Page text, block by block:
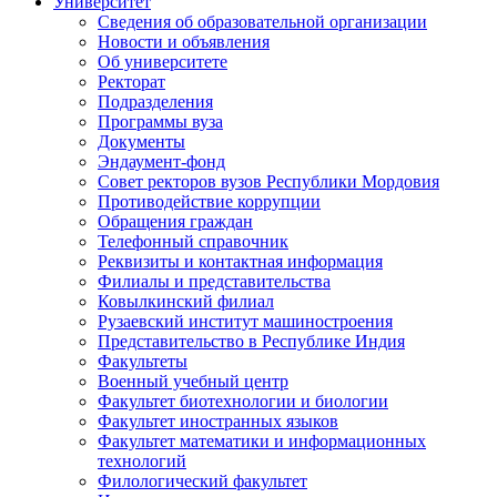
Сведения об образовательной организации
Новости и объявления
Об университете
Ректорат
Подразделения
Программы вуза
Документы
Эндаумент-фонд
Совет ректоров вузов Республики Мордовия
Противодействие коррупции
Обращения граждан
Телефонный справочник
Реквизиты и контактная информация
Филиалы и представительства
Ковылкинский филиал
Рузаевский институт машиностроения
Представительство в Республике Индия
Факультеты
Военный учебный центр
Факультет биотехнологии и биологии
Факультет иностранных языков
Факультет математики и информационных
технологий
Филологический факультет